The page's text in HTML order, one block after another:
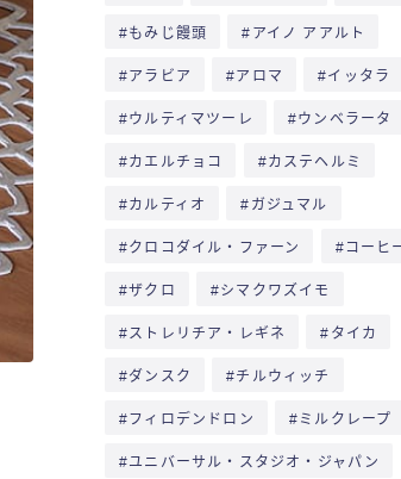
もみじ饅頭 アイノ アアルト
アラビア アロマ イッタラ
ウルティマツーレ ウンベラータ
カエルチョコ カステヘルミ
カルティオ ガジュマル
クロコダイル・ファーン コーヒ
ザクロ シマクワズイモ
ストレリチア・レギネ タイカ
ダンスク チルウィッチ
フィロデンドロン ミルクレープ
ユニバーサル・スタジオ・ジャパン